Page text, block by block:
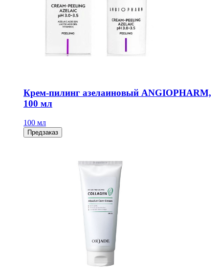
Крем-пилинг азелаиновый ANGIOPHARM,
100 мл
100 мл
Предзаказ